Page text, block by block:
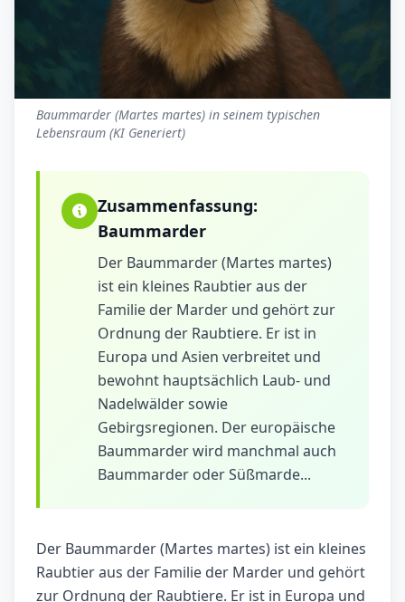
Baummarder (Martes martes) in seinem typischen
Lebensraum (KI Generiert)
Zusammenfassung:
Baummarder
Der Baummarder (Martes martes)
ist ein kleines Raubtier aus der
Familie der Marder und gehört zur
Ordnung der Raubtiere. Er ist in
Europa und Asien verbreitet und
bewohnt hauptsächlich Laub- und
Nadelwälder sowie
Gebirgsregionen. Der europäische
Baummarder wird manchmal auch
Baummarder oder Süßmarde...
Der Baummarder (Martes martes) ist ein kleines
Raubtier aus der Familie der Marder und gehört
zur Ordnung der Raubtiere. Er ist in Europa und